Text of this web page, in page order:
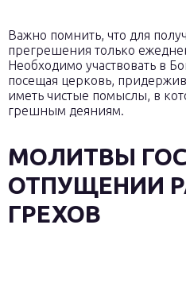
Важно помнить, что для
прегрешения только
Необходимо участвовать в
посещая церковь,
иметь чистые помыслы, в
грешным деяниям.
МОЛИТВЫ
ОТПУЩЕНИИ
ГРЕХОВ